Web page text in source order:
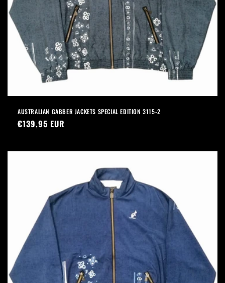
AUSTRALIAN GABBER JACKETS SPECIAL EDITION 3115-2
Prezzo
€139,95 EUR